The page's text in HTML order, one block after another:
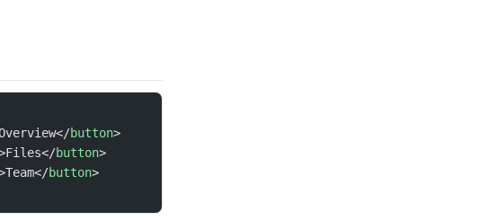
button>
button>
button>